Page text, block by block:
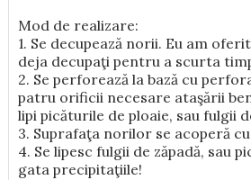
Mod de realizare:
1. Se decupează norii. Eu am
deja decupaţi pentru a scurta
2. Se perforează la bază cu
patru orificii necesare ataşării
lipi picăturile de ploaie, sau fulgii
3. Suprafaţa norilor se acoperă
4. Se lipesc fulgii de zăpadă, sau
gata precipitaţiile!